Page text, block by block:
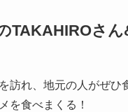
TAKAHIROさ
訪れ、地元の人がぜ
を食べまくる！